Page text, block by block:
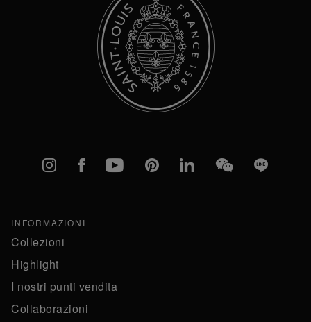
Instagram
FacebookYouTubePinterestlinkedInWeChatLine
INFORMAZIONI
Collezioni
Highlight
I nostri punti vendita
Collaborazioni